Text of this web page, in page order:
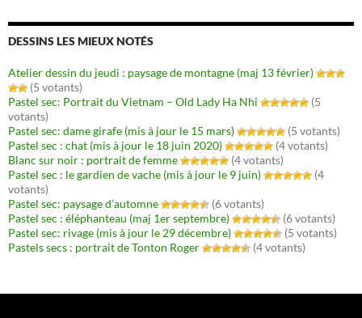
DESSINS LES MIEUX NOTÉS
Atelier dessin du jeudi : paysage de montagne (maj 13 février)
(5 votants)
Pastel sec: Portrait du Vietnam – Old Lady Ha Nhi
(5
votants)
Pastel sec: dame girafe (mis à jour le 15 mars)
(5 votants)
Pastel sec : chat (mis à jour le 18 juin 2020)
(4 votants)
Blanc sur noir : portrait de femme
(4 votants)
Pastel sec : le gardien de vache (mis à jour le 9 juin)
(4
votants)
Pastel sec: paysage d’automne
(6 votants)
Pastel sec : éléphanteau (maj 1er septembre)
(6 votants)
Pastel sec: rivage (mis à jour le 29 décembre)
(5 votants)
Pastels secs : portrait de Tonton Roger
(4 votants)